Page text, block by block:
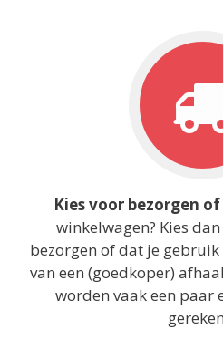
Kies voor bezorgen
winkelwagen? Kies
bezorgen of dat je
van een (goedkoper)
worden vaak een paar